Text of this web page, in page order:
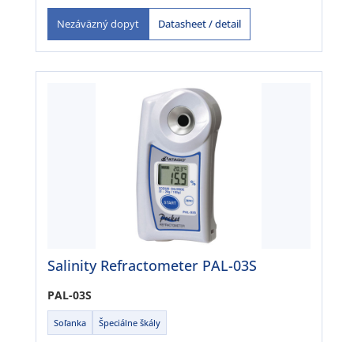
Nezáväzný dopyt Datasheet / detail
Salinity Refractometer PAL-03S
PAL-03S
Soľanka Špeciálne škály